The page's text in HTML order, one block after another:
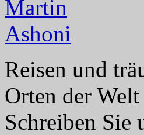
Reisen und
Orten der
Schreiben Sie